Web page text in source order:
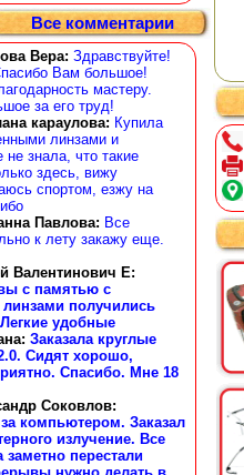
Все комментарии
Вера: Здравствуйте!
Вам большое!
мастеру.
за его труд!
караулова: Купила
линзами и
знала, что такие
здесь, вижу
спортом, езжу на
Павлова: Все
к лету закажу еще.
Валентинович Е:
с памятью с
получились
удобные
: Заказала круглые
Сидят хорошо,
Спасибо. Мне 18
Соковлов:
компьютером. Заказал
излучение. Все
заметно перестали